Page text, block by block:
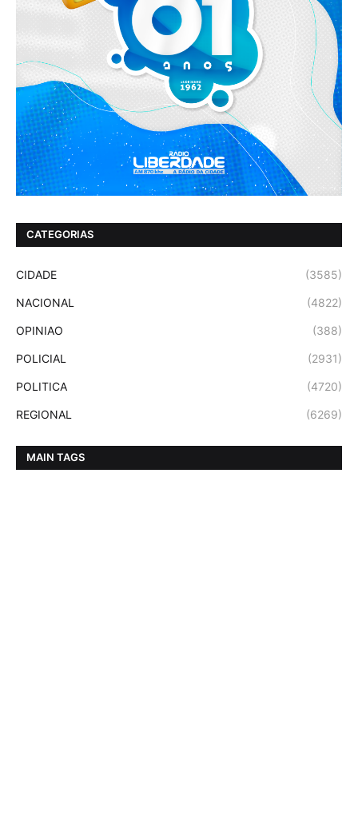
CATEGORIAS
CIDADE (3585)
NACIONAL (4822)
OPINIAO (388)
POLICIAL (2931)
POLITICA (4720)
REGIONAL (6269)
MAIN TAGS